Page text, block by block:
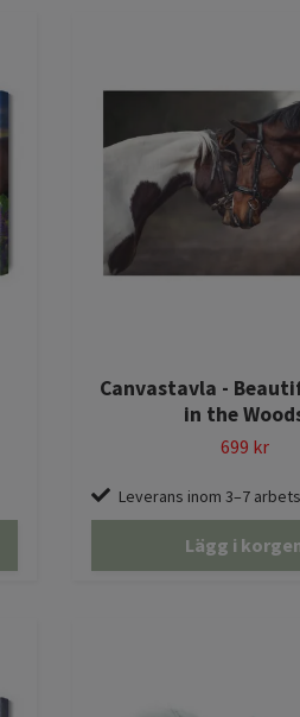
Canvastavla -
in the
699 kr
Leverans inom 3–7
Lägg i